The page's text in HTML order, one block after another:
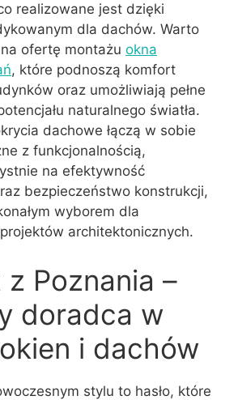
realizowane jest dzięki
dla dachów. Warto
ofertę montażu okna
, które podnoszą komfort
oraz umożliwiają pełne
naturalnego światła.
dachowe łączą w sobie
z funkcjonalnością,
na efektywność
bezpieczeństwo konstrukcji,
wyborem dla
architektonicznych.
z Poznania –
doradca w
i dachów
stylu to hasło, które